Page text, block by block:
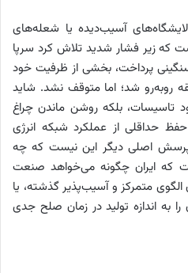
آسیب‌دیده یا شعله‌های
که زیر فشار شدید تلاش کرد سرپا
پرداخت، بخشی از ظرفیت خود
روبه‌رو شد؛ اما متوقف نشد. شاید
تاسیسات، بلکه روشن ماندن چراغ
حداقلی از عملکرد شبکه انرژی
پرسش اصلی دیگر این نیست که چه
که ایران چگونه می‌خواهد صنعت
الگوی متمرکز و آسیب‌پذیر گذشته، یا
را به اندازه تولید در زمان صلح جدی